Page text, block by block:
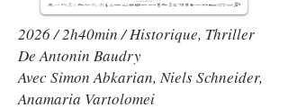
2026 / 2h40min / Historique, Thriller
De Antonin Baudry
Avec Simon Abkarian, Niels Schneider,
Anamaria Vartolomei